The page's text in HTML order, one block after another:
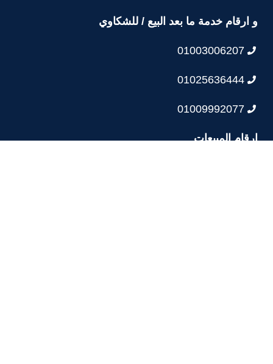
و ارقام خدمة ما بعد البيع / للشكاوي
01003006207
01025636444
01009992077
ارقام المبيعات